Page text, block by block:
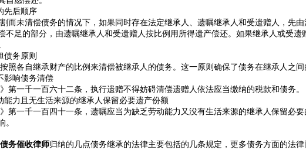
先后顺序
而未清偿债务的情况下，如果同时存在法定继承人、遗嘱继承人和受遗赠人，先
不足的部分，由遗嘱继承人和受遗赠人按比例用所得遗产偿还。如果继承人或受
债务原则
照各自继承财产的比例来清偿被继承人的债务。这一原则确保了债务在继承人之间
影响债务清偿
第一千一百六十二条，执行遗赠不得妨碍清偿遗赠人依法应当缴纳的税款和债务‌。
能力且无生活来源的继承人保留必要遗产份额
第一千一百四十一条，遗嘱应当为缺乏劳动能力又没有生活来源的继承人保留必
。
务催收律师归纳的几点债务继承的法律主要包括的几条规定，更多债务方面的法